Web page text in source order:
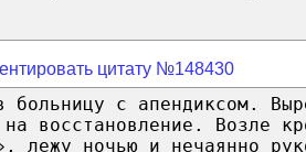
цитату №148430
больницу с апендиксом.
восстановление. Возле
лежу ночью и нечаянно